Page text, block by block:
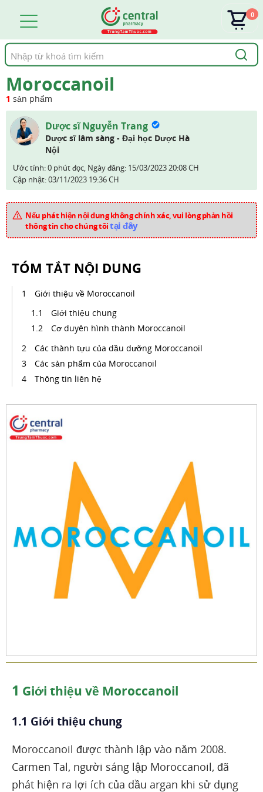
Tìm
kiếm
0
Moroccanoil
1 sản phẩm
Dược sĩ Nguyễn Trang
Dược sĩ lâm sàng - Đại học Dược Hà
Nội
Ước tính: 0 phút đọc, Ngày đăng: 15/03/2023 20:08 CH
Cập nhật:03/11/2023 19:36 CH
Nếu phát hiện nội dung không chính xác, vui lòng phản hồi
thông tin cho chúng tôitại đây
TÓM TẮT NỘI DUNG
Giới thiệu về Moroccanoil
Giới thiệu chung
Cơ duyên hình thành Moroccanoil
Các thành tựu của dầu dưỡng Moroccanoil
Các sản phẩm của Moroccanoil
Thông tin liên hệ
1 Giới thiệu về Moroccanoil
1.1 Giới thiệu chung
Moroccanoil được thành lập vào năm 2008.
Carmen Tal, người sáng lập Moroccanoil, đã
phát hiện ra lợi ích của dầu argan khi sử dụng